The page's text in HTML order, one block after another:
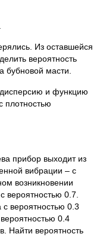
Из оставшейся
вероятность
бубновой масти.
и функцию
плотностью
прибор выходит из
вибрации – с
возникновении
вероятностью 0.7.
вероятностью 0.3
0.4
Найти вероятность